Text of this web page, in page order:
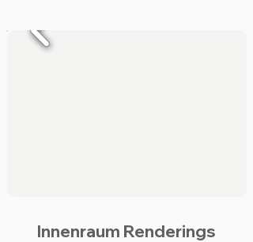
Innenraum Renderings